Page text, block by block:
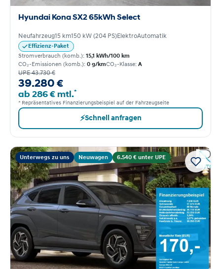
Hyundai Kona SX2 65kWh Select
Neufahrzeug15 km150 kW (204 PS)ElektroAutomatik
Effizienz-Paket
Stromverbrauch (komb.): 15,1 kWh/100 km
CO₂-Emissionen (komb.): 0 g/kmCO₂-Klasse: A
UPE 43.730 €
39.280 €
ab 286 € mtl.*
* Repräsentatives Finanzierungsbeispiel auf der Fahrzeugseite
⚡Schnell anfragen
Unterwegs zu uns Neuwagen 6.540 € unter UPE